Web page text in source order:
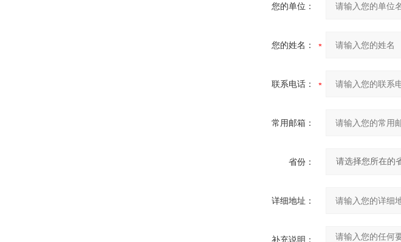
您的单位：
您的姓名：
联系电话：
常用邮箱：
省份：
详细地址：
补充说明：